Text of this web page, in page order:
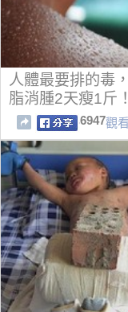
人體最要排的毒
脂消腫2天瘦1斤
6947觀看